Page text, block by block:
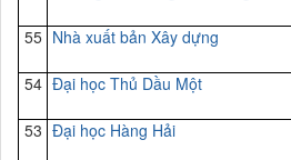
55 Nhà xuất bản Xây dựng
54 Đại học Thủ Dầu Một
53 Đại học Hàng Hải